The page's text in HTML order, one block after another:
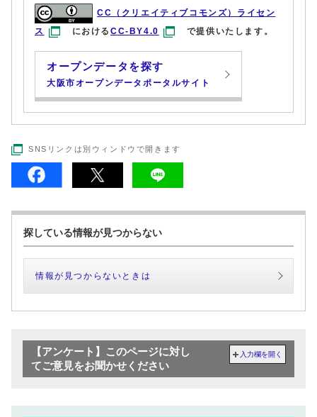
CC（クリエイティブコモンズ）ライセン
ス
におけるCC-BY4.0 で提供いたします。
オープンデータを探す
大阪市オープンデータポータルサイト
SNSリンクは別ウィンドウで開きます
探している情報が見つからない
情報が見つからないときは
【アンケート】このページに対し
てご意見をお聞かせください
入力欄を開く